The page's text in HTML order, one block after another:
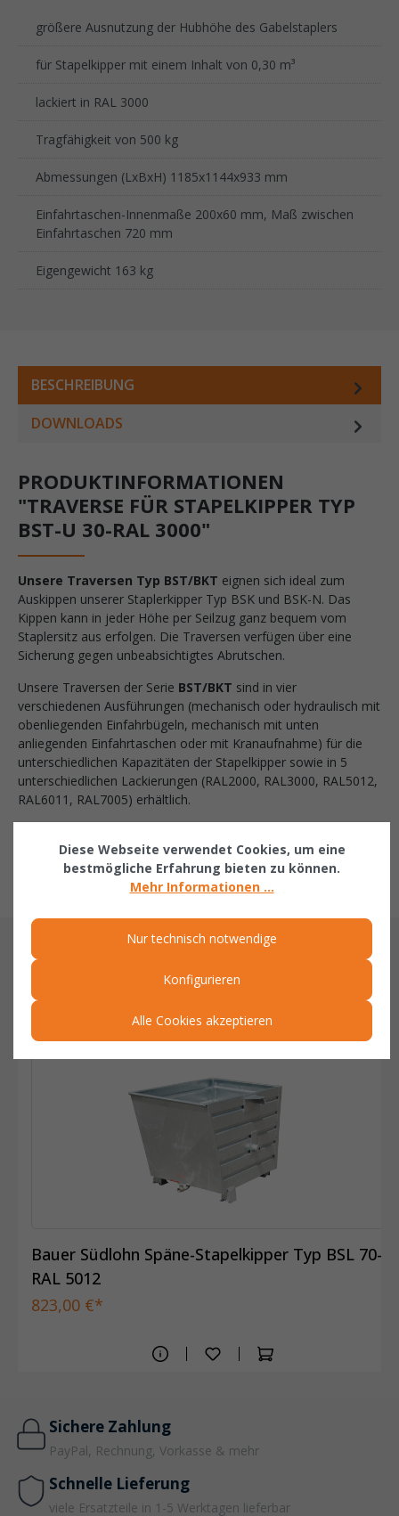
größere Ausnutzung der Hubhöhe des Gabelstaplers
für Stapelkipper mit einem Inhalt von 0,30 m³
lackiert in RAL 3000
Tragfähigkeit von 500 kg
Abmessungen (LxBxH) 1185x1144x933 mm
Einfahrtaschen-Innenmaße 200x60 mm, Maß zwischen
Einfahrtaschen 720 mm
Eigengewicht 163 kg
BESCHREIBUNG
DOWNLOADS
PRODUKTINFORMATIONEN
"TRAVERSE FÜR STAPELKIPPER TYP
BST-U 30-RAL 3000"
Unsere Traversen Typ BST/BKT eignen sich ideal zum
Auskippen unserer Staplerkipper Typ BSK und BSK-N. Das
Kippen kann in jeder Höhe per Seilzug ganz bequem vom
Staplersitz aus erfolgen. Die Traversen verfügen über eine
Sicherung gegen unbeabsichtigtes Abrutschen.
Unsere Traversen der Serie BST/BKT sind in vier
verschiedenen Ausführungen (mechanisch oder hydraulisch mit
obenliegenden Einfahrbügeln, mechanisch mit unten
anliegenden Einfahrtaschen oder mit Kranaufnahme) für die
unterschiedlichen Kapazitäten der Stapelkipper sowie in 5
unterschiedlichen Lackierungen (RAL2000, RAL3000, RAL5012,
RAL6011, RAL7005) erhältlich.
werden:
- Traversenständer
ÄHNLICHE ARTIKEL
Related products
Bauer Südlohn Späne-Stapelkipper Typ BSL 70-
RAL 5012
823,00 €*
Sichere Zahlung
PayPal, Rechnung, Vorkasse & mehr
Schnelle Lieferung
viele Ersatzteile in 1-5 Werktagen lieferbar
Diese Webseite verwendet Cookies, um eine
bestmögliche Erfahrung bieten zu können.
Mehr Informationen ...
Nur technisch notwendige
Konfigurieren
Alle Cookies akzeptieren